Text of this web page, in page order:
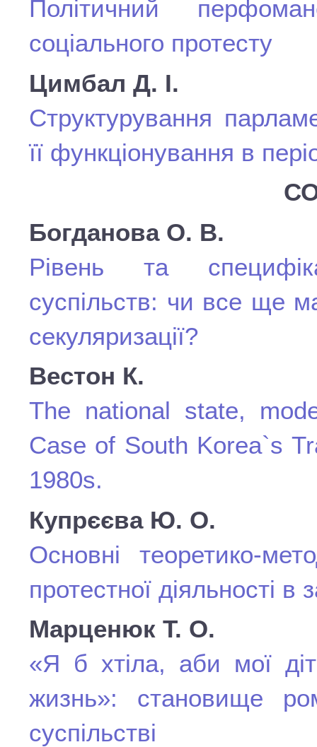
Політичний
соціального протесту
Цимбал Д. І.
Структурування
її функціонування в
Богданова О. В.
Рівень та
суспільств: чи все ще
секуляризації?
Вестон К.
The national state,
Case of South Korea`s
1980s.
Купрєєва Ю. О.
Основні теоретико-
протестної діяльності в
Марценюк Т. О.
«Я б хтіла, аби мої
жизнь»: становище
суспільстві